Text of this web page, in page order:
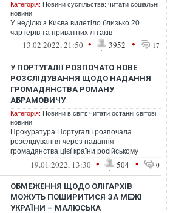
Категорія: Новини суспільства: читати соціальні
новини
У неділю з Києва вилетіло близько 20
чартерів та приватних літаків
13.02.2022, 21:50 • 3952 • 17
У ПОРТУГАЛІЇ РОЗПОЧАТО НОВЕ
РОЗСЛІДУВАННЯ ЩОДО НАДАННЯ
ГРОМАДЯНСТВА РОМАНУ
АБРАМОВИЧУ
Категорія: Новини в світі: читати останні світові
новини
Прокуратура Португалії розпочала
розслідування через надання
громадянства цієї країни російському
олігарху Роману Абрамовичу. Це вже друга
19.01.2022, 13:30 • 504 • 0
ОБМЕЖЕННЯ ЩОДО ОЛІГАРХІВ
МОЖУТЬ ПОШИРИТИСЯ ЗА МЕЖІ
УКРАЇНИ – МАЛЮСЬКА